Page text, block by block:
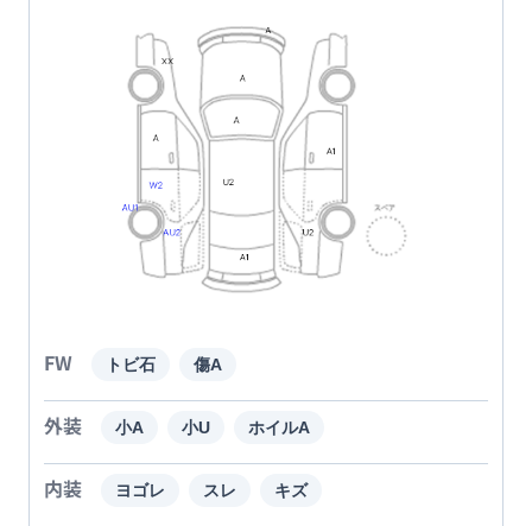
FW トビ石 傷A
外装 小A 小U ホイルA
内装 ヨゴレ スレ キズ